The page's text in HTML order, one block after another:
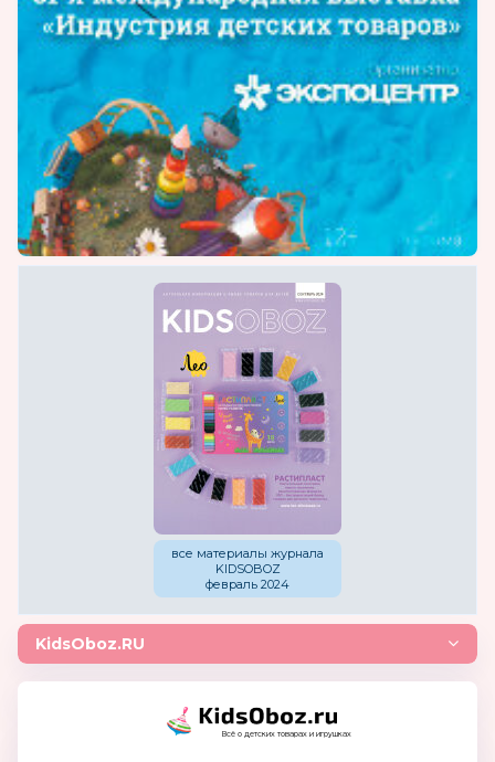
все материалы журнала
KIDSOBOZ
февраль 2024
KidsOboz.RU
Всё о детских товарах и игрушках